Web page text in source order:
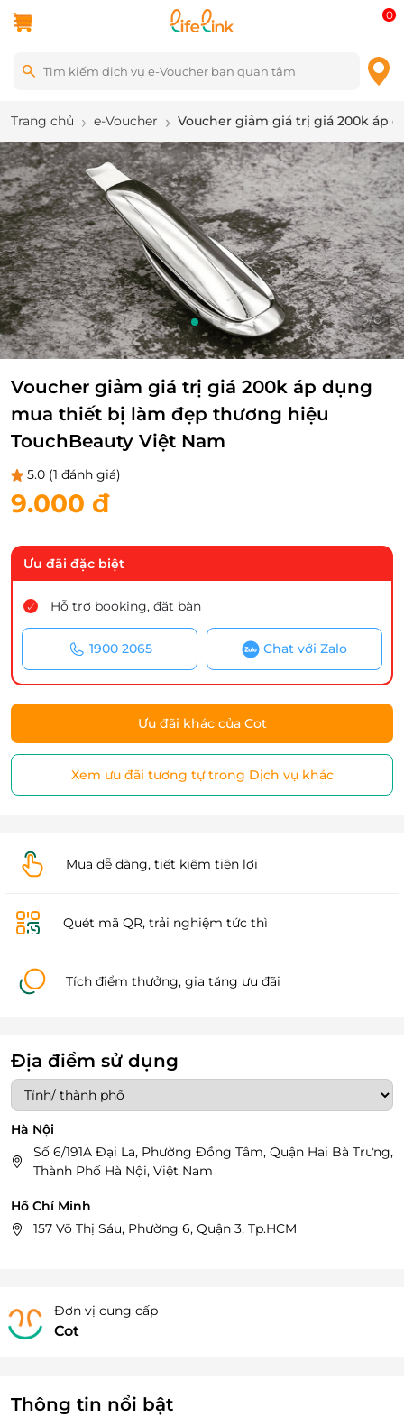
0
Trang chủ e-Voucher Voucher giảm giá trị giá 200k áp
3/6
Voucher giảm giá trị giá 200k áp dụng
mua thiết bị làm đẹp thương hiệu
TouchBeauty Việt Nam
5.0 (1 đánh giá)
9.000 đ
Ưu đãi đặc biệt
Hỗ trợ booking, đặt bàn
1900 2065 Chat với Zalo
Ưu đãi khác của Cot
Xem ưu đãi tương tự trong Dịch vụ khác
Mua dễ dàng, tiết kiệm tiện lợi
Quét mã QR, trải nghiệm tức thì
Tích điểm thưởng, gia tăng ưu đãi
Địa điểm sử dụng
Hà Nội
Số 6/191A Đại La, Phường Đồng Tâm, Quận Hai Bà Trưng,
Thành Phố Hà Nội, Việt Nam
Hồ Chí Minh
157 Võ Thị Sáu, Phường 6, Quận 3, Tp.HCM
Đơn vị cung cấp
Cot
Thông tin nổi bật